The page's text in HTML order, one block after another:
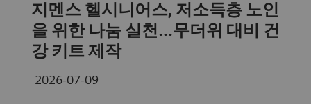
지멘스 헬시니어스, 저소득층 노인
을 위한 나눔 실천…무더위 대비 건
강 키트 제작
2026-07-09